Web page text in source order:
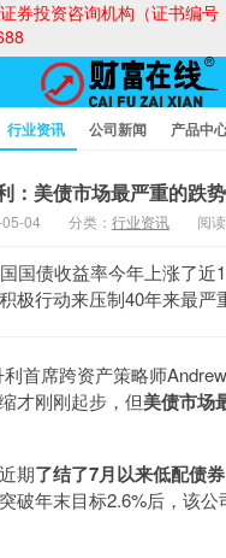
券投资咨询机构（证书编
行业资讯 公司新闻 产品中
：美债市场最严重的跌
04 分类： 行业资讯 阅
国债收益率今年上涨了近
极行动来压制40年来最严
首席跨资产策略师
才刚刚起步，但美债市场
期了结了7月以来低配债
破年末目标2.6%后，该公